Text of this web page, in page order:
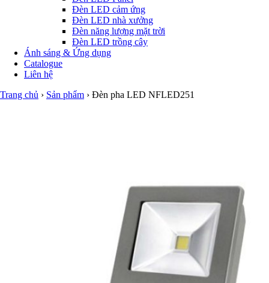
Đèn LED cảm ứng
Đèn LED nhà xưởng
Đèn năng lượng mặt trời
Đèn LED trồng cây
Ánh sáng & Ứng dụng
Catalogue
Liên hệ
Trang chủ › Sản phẩm › Đèn pha LED NFLED251